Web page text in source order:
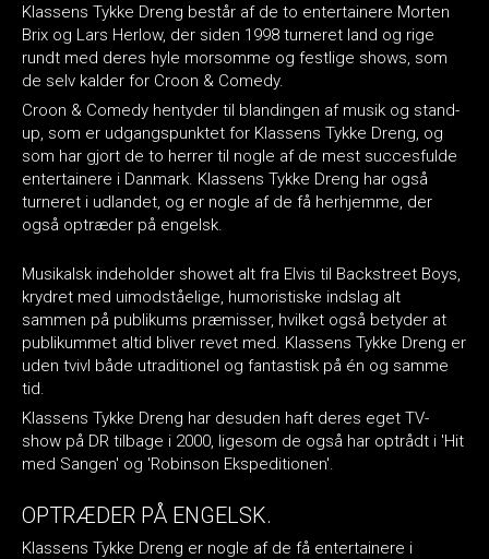
Klassens Tykke Dreng består af de to entertainere Morten
Brix og Lars Herlow, der siden 1998 turneret land og rige
rundt med deres hyle morsomme og festlige shows, som
de selv kalder for Croon & Comedy.
Croon & Comedy hentyder til blandingen af musik og stand-
up, som er udgangspunktet for Klassens Tykke Dreng, og
som har gjort de to herrer til nogle af de mest succesfulde
entertainere i Danmark. Klassens Tykke Dreng har også
turneret i udlandet, og er nogle af de få herhjemme, der
også optræder på engelsk.
Musikalsk indeholder showet alt fra Elvis til Backstreet Boys,
krydret med uimodståelige, humoristiske indslag alt
sammen på publikums præmisser, hvilket også betyder at
publikummet altid bliver revet med. Klassens Tykke Dreng er
uden tvivl både utraditionel og fantastisk på én og samme
tid.
Klassens Tykke Dreng har desuden haft deres eget TV-
show på DR tilbage i 2000, ligesom de også har optrådt i 'Hit
med Sangen' og 'Robinson Ekspeditionen'.
OPTRÆDER PÅ ENGELSK.
Klassens Tykke Dreng er nogle af de få entertainere i